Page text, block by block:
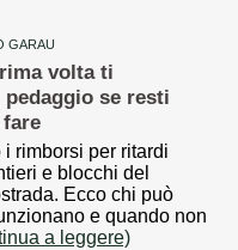
GARAU
volta ti
se resti
rimborsi per ritardi
e blocchi del
Ecco chi può
e quando non
a leggere)